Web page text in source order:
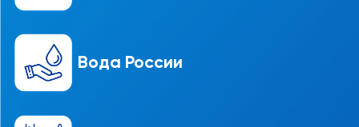
Вода России